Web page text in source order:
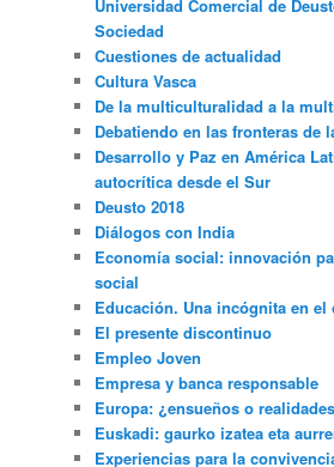
Universidad Comercial de
Sociedad
Cuestiones de actualidad
Cultura Vasca
De la multiculturalidad a la
Debatiendo en las fronteras de
Desarrollo y Paz en América
autocrítica desde el Sur
Deusto 2018
Diálogos con India
Economía social: innovación
social
Educación. Una incógnita en el
El presente discontinuo
Empleo Joven
Empresa y banca responsable
Europa: ¿ensueños o
Euskadi: gaurko izatea eta
Experiencias para la